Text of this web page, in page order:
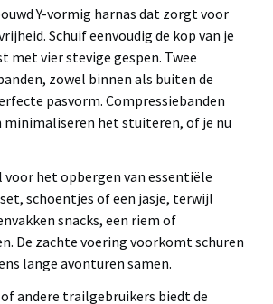
Y-vormig harnas dat zorgt voor
Schuif eenvoudig de kop van je
met vier stevige gespen. Twee
zowel binnen als buiten de
pasvorm. Compressiebanden
minimaliseren het stuiteren, of je nu
het opbergen van essentiële
schoentjes of een jasje, terwijl
snacks, een riem of
De zachte voering voorkomt schuren
lange avonturen samen.
andere trailgebruikers biedt de